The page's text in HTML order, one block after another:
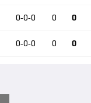
0-0-0 0 0
0-0-0 0 0